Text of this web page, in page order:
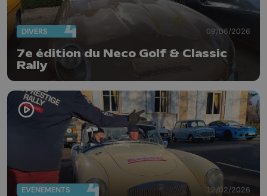
DIVERS 09/06/2026
7e édition du Neco Golf & Classic
Rally
EVÈNEMENTS 12/02/2026